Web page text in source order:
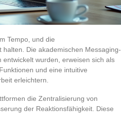
Tempo, und die
Die akademischen Messaging-
wurden, erweisen sich als
und eine intuitive
erleichtern.
die Zentralisierung von
der Reaktionsfähigkeit. Diese